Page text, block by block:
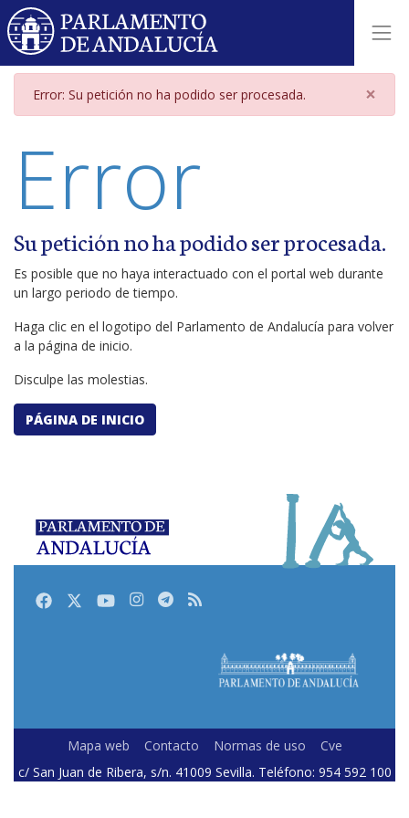
Página de error
Error: Su petición no ha podido ser procesada. ×
Error
Su petición no ha podido ser procesada.
Es posible que no haya interactuado con el portal web durante
un largo periodo de tiempo.
Haga clic en el logotipo del Parlamento de Andalucía para volver
a la página de inicio.
Disculpe las molestias.
PÁGINA DE INICIO
FacebookTwitterYoutubeInstagram
Telegram
RSS
Mapa web Contacto Normas de uso
Cve
c/ San Juan de Ribera, s/n. 41009 Sevilla. Teléfono: 954 592 100